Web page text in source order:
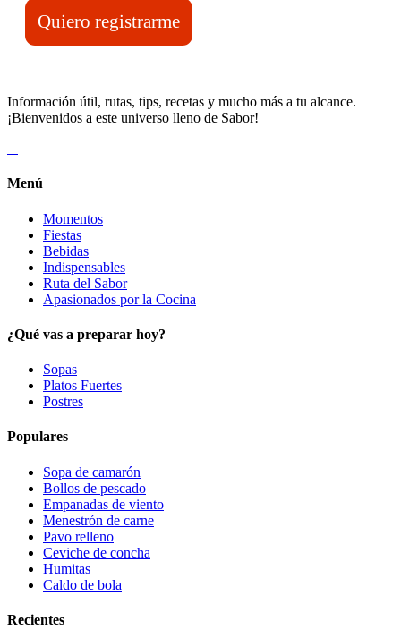
Quiero registrarme
Información útil, rutas, tips, recetas y mucho más a tu alcance.
¡Bienvenidos a este universo lleno de Sabor!
Menú
Momentos
Fiestas
Bebidas
Indispensables
Ruta del Sabor
Apasionados por la Cocina
¿Qué vas a preparar hoy?
Sopas
Platos Fuertes
Postres
Populares
Sopa de camarón
Bollos de pescado
Empanadas de viento
Menestrón de carne
Pavo relleno
Ceviche de concha
Humitas
Caldo de bola
Recientes